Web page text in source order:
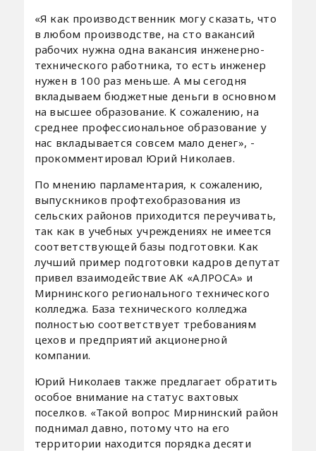
«Я как производственник могу сказать, что
в любом производстве, на сто вакансий
рабочих нужна одна вакансия инженерно-
технического работника, то есть инженер
нужен в 100 раз меньше. А мы сегодня
вкладываем бюджетные деньги в основном
на высшее образование. К сожалению, на
среднее профессиональное образование у
нас вкладывается совсем мало денег», -
прокомментировал Юрий Николаев.
По мнению парламентария, к сожалению,
выпускников профтехобразования из
сельских районов приходится переучивать,
так как в учебных учреждениях не имеется
соответствующей базы подготовки. Как
лучший пример подготовки кадров депутат
привел взаимодействие АК «АЛРОСА» и
Мирнинского регионального технического
колледжа. База технического колледжа
полностью соответствует требованиям
цехов и предприятий акционерной
компании.
Юрий Николаев также предлагает обратить
особое внимание на статус вахтовых
поселков. «Такой вопрос Мирнинский район
поднимал давно, потому что на его
территории находится порядка десяти